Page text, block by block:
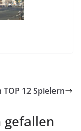
12 Spielern
gefallen